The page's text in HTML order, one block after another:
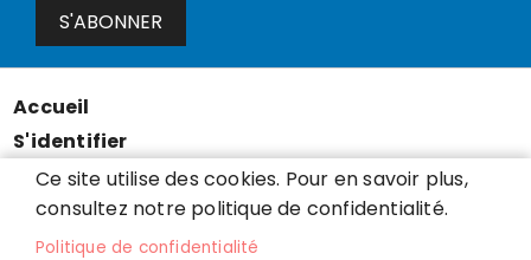
S'ABONNER
Menu
Pied
de
page
Accueil
S'identifier
Mentions légales
Données personnelles
Accessibilité : partiellement conforme
Ce site utilise des cookies. Pour en savoir plus,
consultez notre politique de confidentialité.
Politique de confidentialité